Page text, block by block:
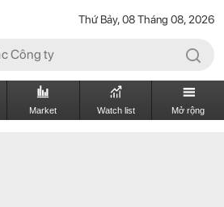
Thứ Bảy, 08 Tháng 08, 2026
Market Watch list Mở rộng